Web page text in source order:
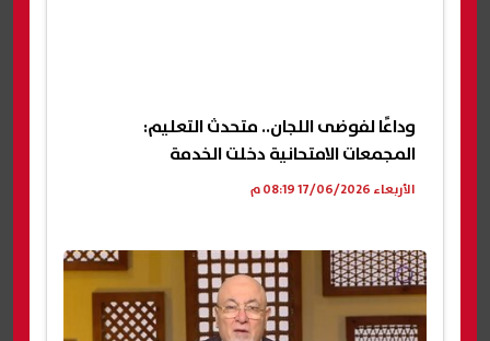
وداعًا لفوضى اللجان.. متحدث التعليم:
المجمعات الامتحانية دخلت الخدمة
الأربعاء 17/06/2026 08:19 م